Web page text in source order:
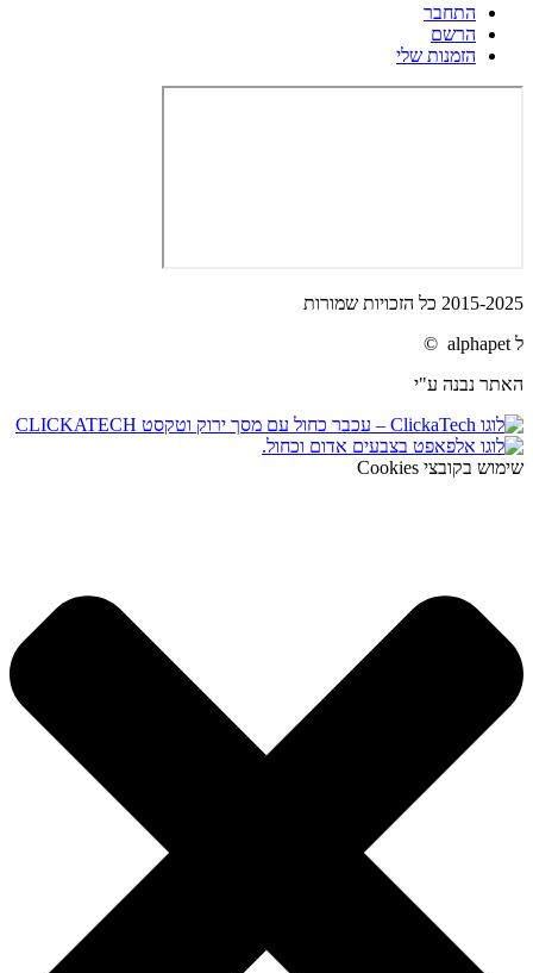
התחבר
הרשם
הזמנות שלי
2015-2025 כל הזכויות שמורות
ל alphapet ©
האתר נבנה ע"י
שימוש בקובצי Cookies